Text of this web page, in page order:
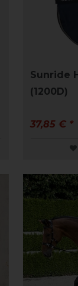
Sunride
(1200D)
37,85 € *